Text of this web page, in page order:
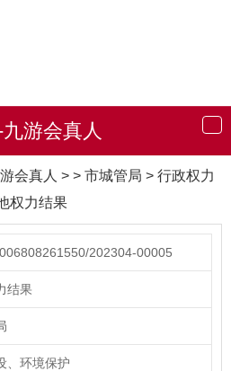
导
航
游会真人
会真人 > > 市城管局 > 行政权力
权力结果
202304-00005
结果
、环境保护